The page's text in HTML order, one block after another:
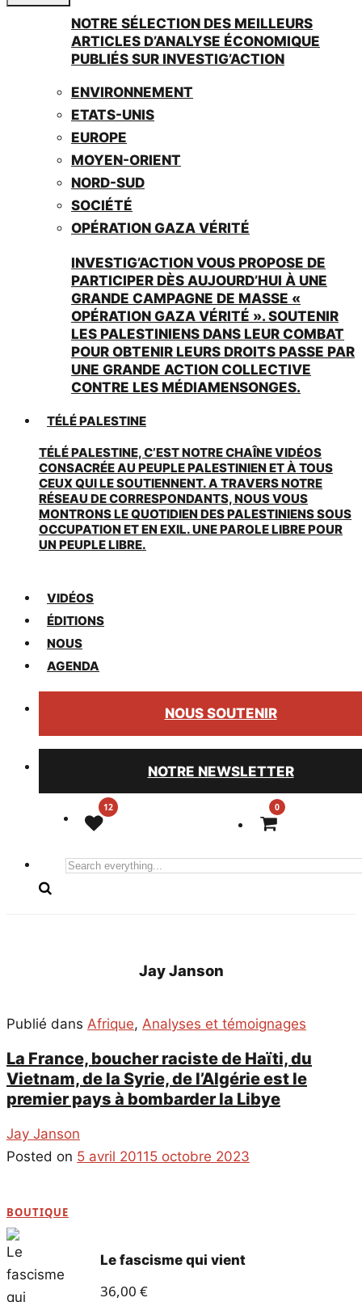
NOTRE SÉLECTION DES MEILLEURS
ARTICLES D’ANALYSE ÉCONOMIQUE
PUBLIÉS SUR INVESTIG’ACTION
ENVIRONNEMENT
ETATS-UNIS
EUROPE
MOYEN-ORIENT
NORD-SUD
SOCIÉTÉ
OPÉRATION GAZA VÉRITÉ
INVESTIG’ACTION VOUS PROPOSE DE
PARTICIPER DÈS AUJOURD’HUI À UNE
GRANDE CAMPAGNE DE MASSE «
OPÉRATION GAZA VÉRITÉ ». SOUTENIR
LES PALESTINIENS DANS LEUR COMBAT
POUR OBTENIR LEURS DROITS PASSE PAR
UNE GRANDE ACTION COLLECTIVE
CONTRE LES MÉDIAMENSONGES.
TÉLÉ PALESTINE
TÉLÉ PALESTINE, C’EST NOTRE CHAÎNE VIDÉOS
CONSACRÉE AU PEUPLE PALESTINIEN ET À TOUS
CEUX QUI LE SOUTIENNENT. A TRAVERS NOTRE
RÉSEAU DE CORRESPONDANTS, NOUS VOUS
MONTRONS LE QUOTIDIEN DES PALESTINIENS SOUS
OCCUPATION ET EN EXIL. UNE PAROLE LIBRE POUR
UN PEUPLE LIBRE.
VIDÉOS
ÉDITIONS
NOUS
AGENDA
NOUS SOUTENIR
NOTRE NEWSLETTER
0
Search
Jay Janson
Publié dans Afrique, Analyses et témoignages
La France, boucher raciste de Haïti, du
Vietnam, de la Syrie, de l’Algérie est le
premier pays à bombarder la Libye
Jay Janson
Posted on 5 avril 20115 octobre 2023
BOUTIQUE
Le fascisme qui vient
36,00 €